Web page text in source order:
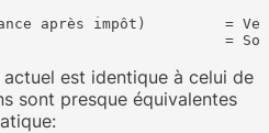
après impôt)         =
est identique à celui de
sont presque équivalentes